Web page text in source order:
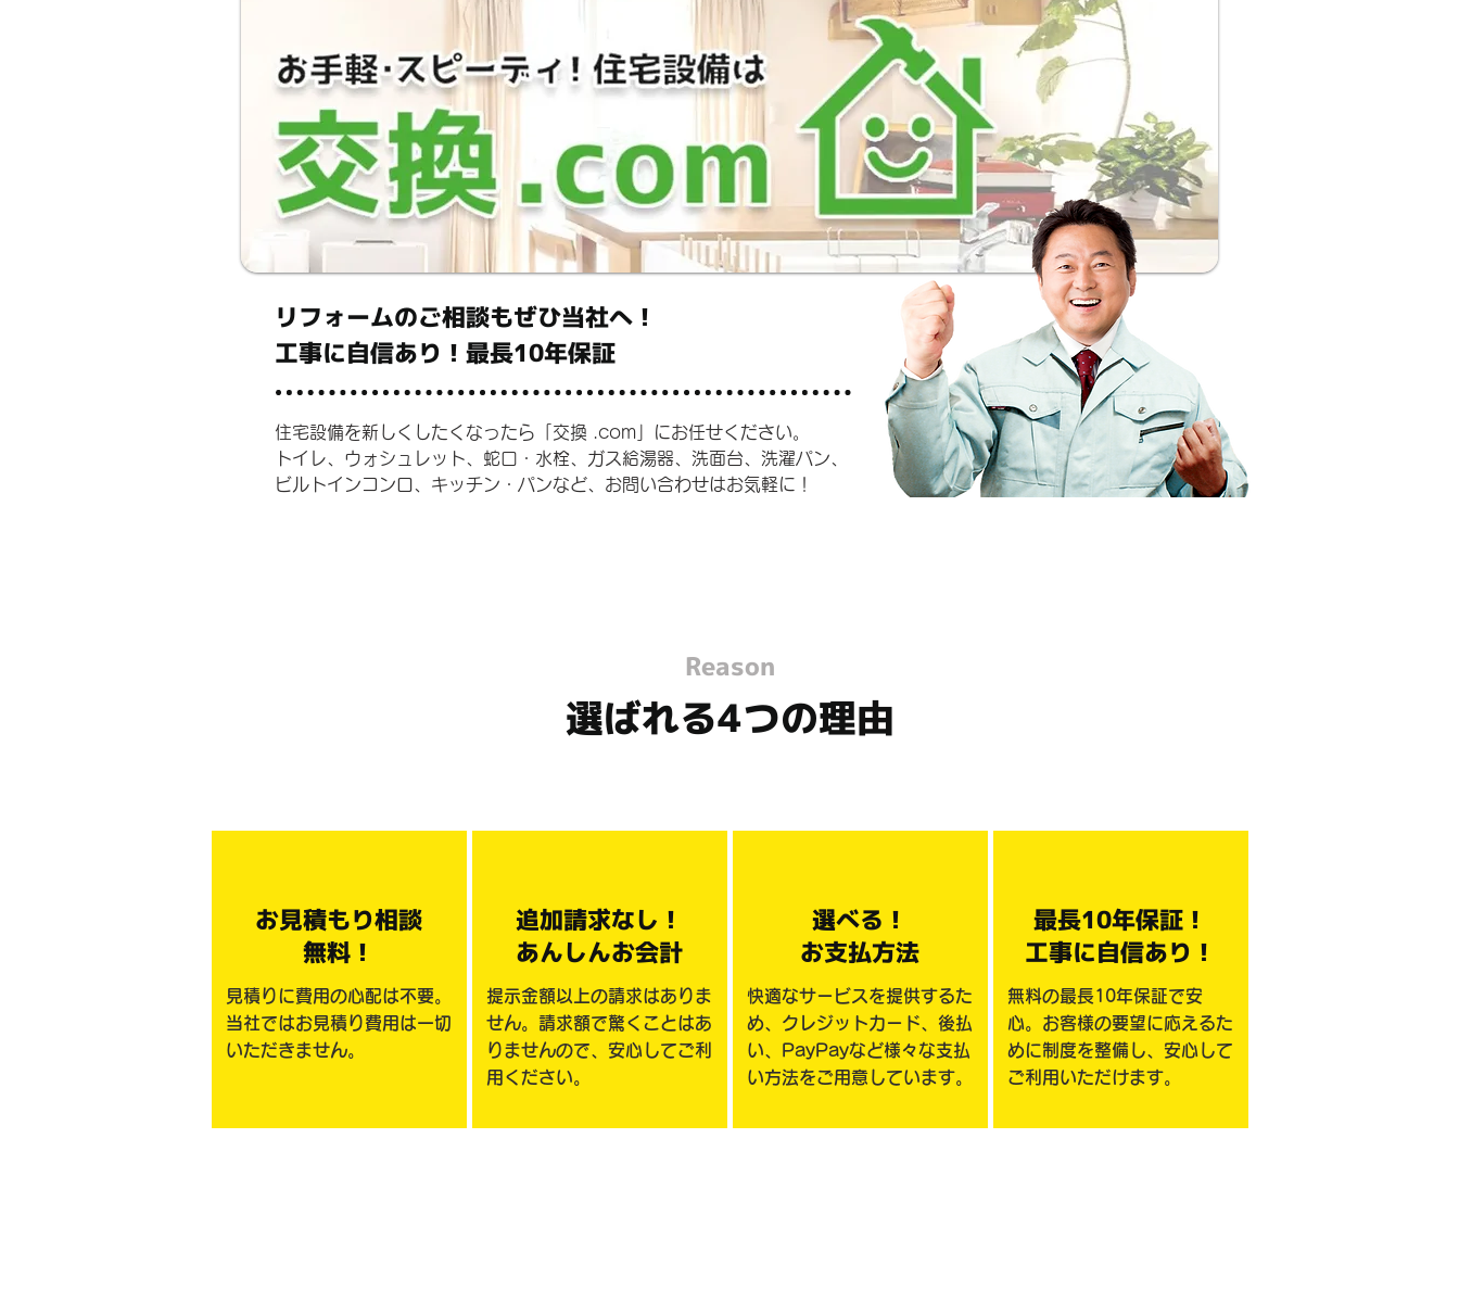
​リフォームのご相談もぜひ当社へ！
​工事に自信あり！最長10年保証
住宅設備を新しくしたくなったら「交換 .com」にお任せください。
トイレ、ウォシュレット、蛇口・水栓、ガス給湯器、洗面台、洗濯パン、
ビルトインコンロ、キッチン・パンなど、お問い合わせはお気軽に！
Reason
選ばれる4つの理由
お見積もり相談
無料！
見積りに費用の心配は不要。
当社ではお見積り費用は一切
いただきません。
追加請求なし！
あんしんお会計
提示金額以上の請求はありま
せん。請求額で驚くことはあ
りませんので、安心してご利
用ください。
選べる！
お支払方法
快適なサービスを提供するた
め、クレジットカード、後払
い、PayPayなど様々な支払
い方法をご用意しています。
最長10年保証！
工事に自信あり！
無料の最長10年保証で安
心。お客様の要望に応えるた
めに制度を整備し、安心して
ご利用いただけます。